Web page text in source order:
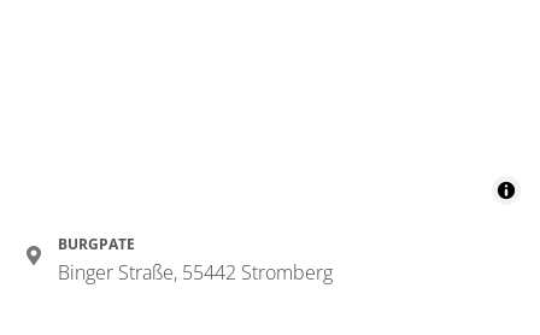
BURGPATE
Binger Straße, 55442 Stromberg